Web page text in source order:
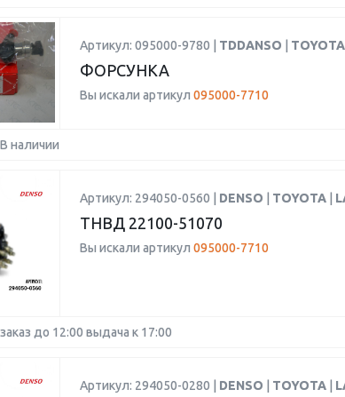
Артикул: 095000-9780 | TDDANSO TOYOTA
ФОРСУНКА
Вы искали артикул 095000-7710
наличии
Артикул: 294050-0560 | DENSO TOYOTA
ТНВД 22100-51070
Вы искали артикул 095000-7710
до 12:00 выдача к 17:00
Артикул: 294050-0280 | DENSO TOYOTA